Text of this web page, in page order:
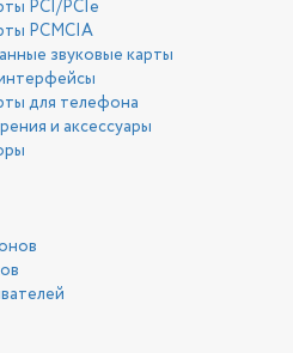
PCI/PCIe
PCMCIA
звуковые карты
для телефона
и аксессуары